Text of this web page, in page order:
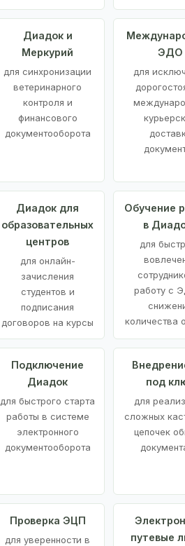
Диадок и
Меркурий
для синхронизации
ветеринарного
контроля и
финансового
документооборота
ЭДО
для
Диадок для
образовательных
центров
для онлайн-
зачисления
студентов и
подписания
договоров на курсы
Обучение
в
для
работу с
количества
Подключение
Диадок
для быстрого старта
работы в системе
электронного
документооборота
под
для
сложных
цепочек
Проверка ЭЦП
для уверенности в
путевые